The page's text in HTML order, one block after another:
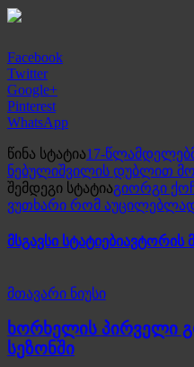
Facebook
Twitter
Google+
Pinterest
WhatsApp
წინა სტატია17-
ნებულიშვილის დუბლით
შემდეგი სტატიაგიორგი
ვუთხარი რომ აუცილებლად
მსგავსი სტატიებიავტორის
მთავარი ნიუსი
ხორხელის პირველი
სეზონში